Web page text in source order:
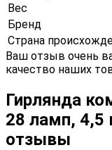
Вес
Бренд
Страна
Ваш отзыв очень
качество наших
Гирлянда
28 ламп, 4,5
отзывы